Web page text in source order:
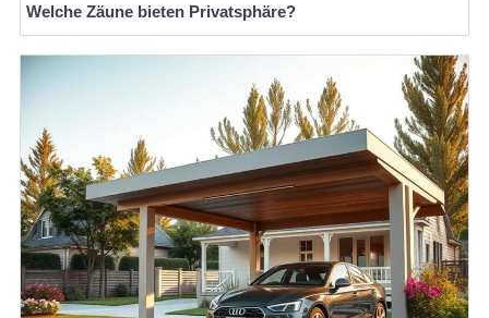
Welche Zäune bieten Privatsphäre?